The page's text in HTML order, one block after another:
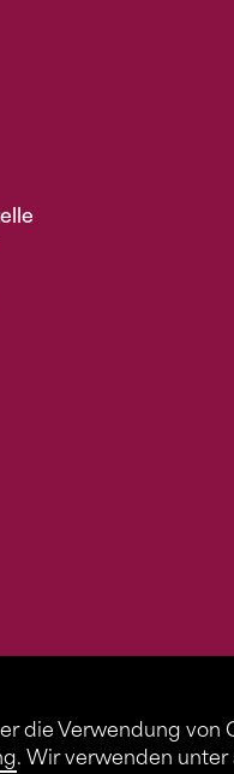
die Verwendung von
. Wir verwenden